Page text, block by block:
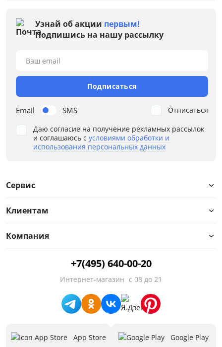
Узнай об акции первым!
Подпишись на нашу рассылку
Email SMS
Ваш email
Подписаться
Даю согласие на получение рекламных рассылок
и соглашаюсь с условиями обработки и
использования персональных данных
Отписаться
Сервис
Клиентам
Компания
+7(495) 640-00-20
Интернет-магазин с 08 до 21
App Store Google Play